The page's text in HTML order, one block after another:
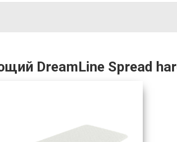
DreamLine Spread